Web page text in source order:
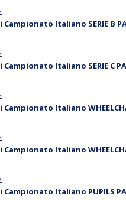
Campionato Italiano SERIE B
Campionato Italiano SERIE C
Campionato Italiano
Campionato Italiano
Campionato Italiano PUPILS